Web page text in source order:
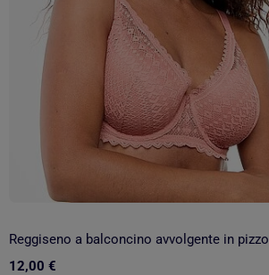
Reggiseno a balconcino avvolgente in pizzo
12,00 €